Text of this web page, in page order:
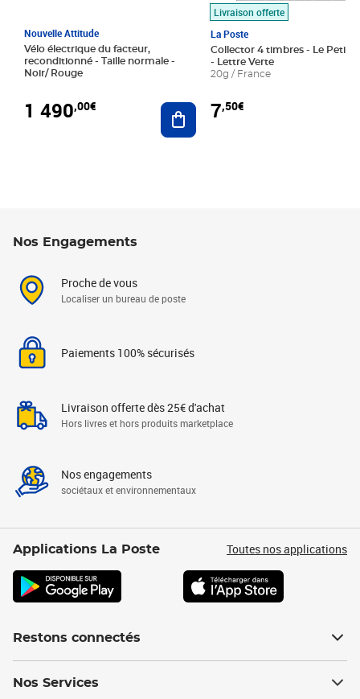
Nouvelle Attitude
Vélo électrique du facteur,
reconditionné - Taille normale -
Noir/ Rouge
1 490,00€ Ajouter au panier
Livraison offerte
La Poste
Collector 4 timbres - Le Petit
- Lettre Verte
20g / France
7,50€
Nos Engagements
Proche de vous
Localiser un bureau de poste
Paiements 100% sécurisés
Livraison offerte dès 25€ d'achat
Hors livres et hors produits marketplace
Nos engagements
sociétaux et environnementaux
Applications La Poste Toutes nos applications
Restons connectés
Nos Services